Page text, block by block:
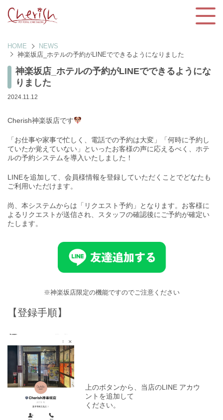
HOME
NEWS
神楽坂店_ホテルの予約がLINEでできるようになりました
神楽坂店_ホテルの予約がLINEでできるようにな
りました
2024.11.12
Cherish神楽坂店です
「お仕事や家事で忙しく、電話での予約は大変」「何時に予約し
ていたか覚えていない」といったお客様の声に応えるべく、ホテ
ルの予約システムを導入いたしました！
LINEを追加して、会員様情報を登録していただくことでどなたも
ご利用いただけます。
尚、本システムからは「リクエスト予約」となります。お客様に
よるリクエストが送信され、スタッフの確認後にご予約が確定い
たします。
※神楽坂店限定の機能ですのでご注意ください
【登録手順】
上のボタンから、当店のLINE アカウ
ントを追加して
ください。